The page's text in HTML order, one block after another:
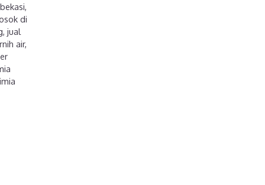
,
di
, jual
air,